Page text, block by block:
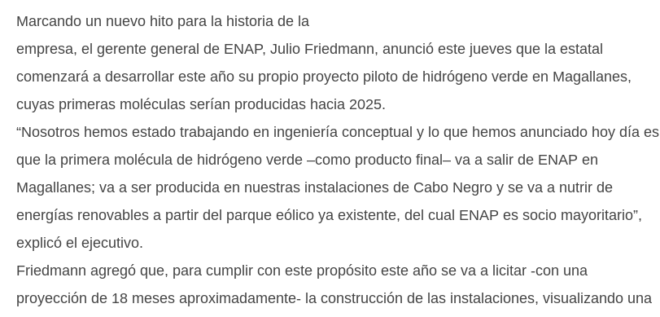
Marcando un nuevo hito para la historia de la
empresa, el gerente general de ENAP, Julio Friedmann, anunció este jueves que la estatal
comenzará a desarrollar este año su propio proyecto piloto de hidrógeno verde en Magallanes,
cuyas primeras moléculas serían producidas hacia 2025.
“Nosotros hemos estado trabajando en ingeniería conceptual y lo que hemos anunciado hoy día es
que la primera molécula de hidrógeno verde –como producto final– va a salir de ENAP en
Magallanes; va a ser producida en nuestras instalaciones de Cabo Negro y se va a nutrir de
energías renovables a partir del parque eólico ya existente, del cual ENAP es socio mayoritario”,
explicó el ejecutivo.
Friedmann agregó que, para cumplir con este propósito este año se va a licitar -con una
proyección de 18 meses aproximadamente- la construcción de las instalaciones, visualizando una